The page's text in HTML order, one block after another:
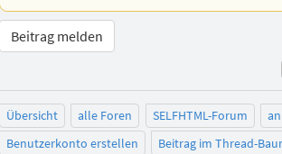
Beitrag melden
Übersicht alle Foren SELFHTML-Forum
Benutzerkonto erstellen
Beitrag im Thread-